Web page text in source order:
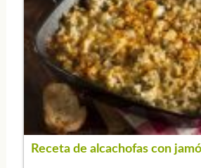
Receta de alcachofas con